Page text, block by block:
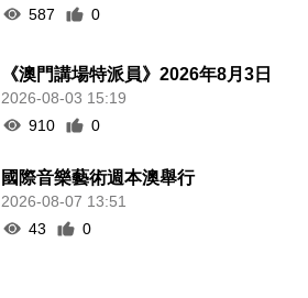
587
0
《澳門講場特派員》2026年8月3日
2026-08-03 15:19
910
0
國際音樂藝術週本澳舉行
2026-08-07 13:51
43
0